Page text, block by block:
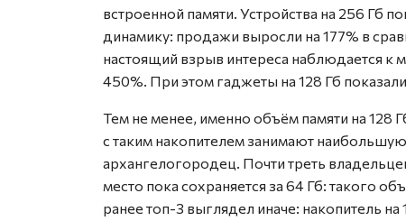
встроенной памяти. Устройства на 256 Гб
динамику: продажи выросли на 177% в
настоящий взрыв интереса наблюдается к
450%. При этом гаджеты на 128 Гб
Тем не менее, именно объём памяти на 128
с таким накопителем занимают
архангелогородец. Почти треть
место пока сохраняется за 64 Гб: такого
ранее топ-3 выглядел иначе: накопитель